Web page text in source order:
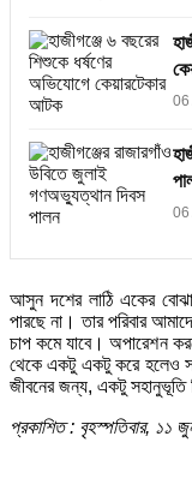
06
06
আসুন দশের লাঠি একের
পারছে না। তার পরিবার
চাপ কমে যাবে। অপারেশন
থেকে একটু একটু করে হলেও
জীবনের জন্য, একটু সহানুভূতি
প্রকাশিত : বৃহস্পতিবার, ১১